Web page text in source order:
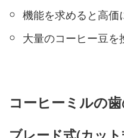
機能を求めると高価
大量のコーヒー豆
コーヒーミルの